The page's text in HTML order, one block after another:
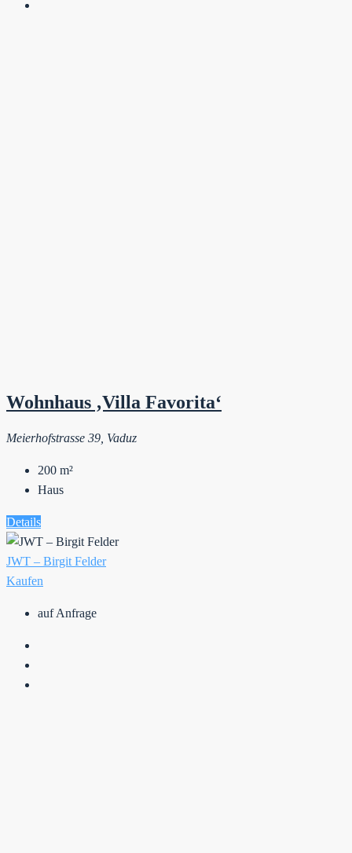
Wohnhaus ‚Villa Favorita‘
Meierhofstrasse 39, Vaduz
200 m²
Haus
Details
JWT – Birgit Felder
Kaufen
auf Anfrage